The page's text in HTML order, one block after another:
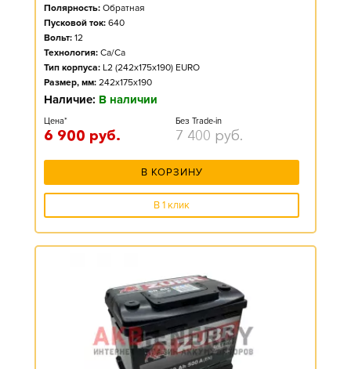
Полярность: Обратная
Пусковой ток: 640
Вольт: 12
Технология: Ca/Ca
Тип корпуса: L2 (242x175x190) EURO
Размер, мм: 242x175x190
Наличие: В наличии
Цена*
6 900 руб.
Без Trade-in
7 400 руб.
В КОРЗИНУ
В 1 клик